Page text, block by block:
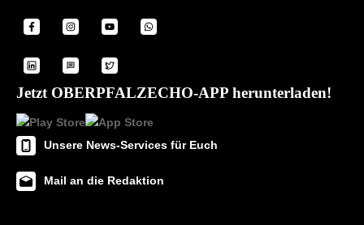
Jetzt OBERPFALZECHO-APP herunterladen!
Unsere News-Services für Euch
Mail an die Redaktion